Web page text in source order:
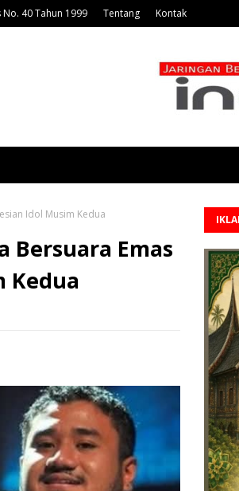
No. 40 Tahun 1999 Tentang Kontak
Idol Musim Kedua
Bersuara Emas
Kedua